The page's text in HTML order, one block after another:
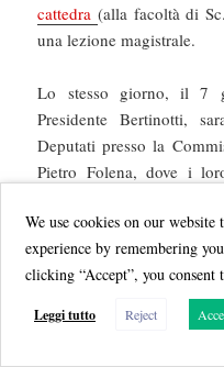
cattedra(alla facoltà di
una lezione magistrale.
Lo stesso giorno, il 7
Presidente Bertinotti,
Deputati presso la
Pietro Folena, dove i
i parlamentari.
Per chi non potesse
mattina 7 giugno, sarà
Stallman e Perens
We use cookies on our
experience by remembering
clicking “Accept”, you
Leggi tutto Reject